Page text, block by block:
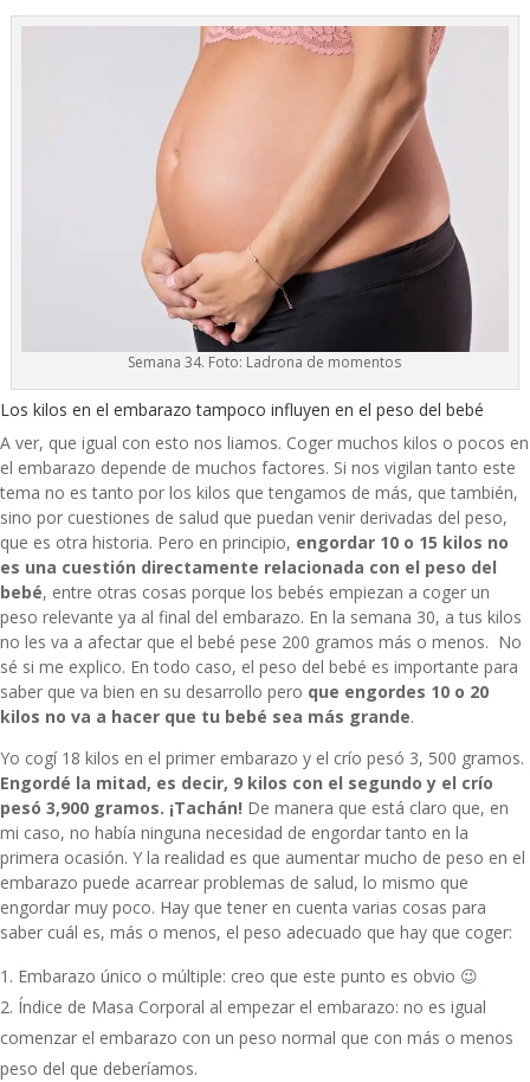
Semana 34. Foto: Ladrona de momentos
Los kilos en el embarazo tampoco influyen en el peso del bebé
A ver, que igual con esto nos liamos. Coger muchos kilos o pocos en
el embarazo depende de muchos factores. Si nos vigilan tanto este
tema no es tanto por los kilos que tengamos de más, que también,
sino por cuestiones de salud que puedan venir derivadas del peso,
que es otra historia. Pero en principio, engordar 10 o 15 kilos no
es una cuestión directamente relacionada con el peso del
bebé, entre otras cosas porque los bebés empiezan a coger un
peso relevante ya al final del embarazo. En la semana 30, a tus kilos
no les va a afectar que el bebé pese 200 gramos más o menos. No
sé si me explico. En todo caso, el peso del bebé es importante para
saber que va bien en su desarrollo pero que engordes 10 o 20
kilos no va a hacer que tu bebé sea más grande.
Yo cogí 18 kilos en el primer embarazo y el crío pesó 3, 500 gramos.
Engordé la mitad, es decir, 9 kilos con el segundo y el crío
pesó 3,900 gramos. ¡Tachán! De manera que está claro que, en
mi caso, no había ninguna necesidad de engordar tanto en la
primera ocasión. Y la realidad es que aumentar mucho de peso en el
embarazo puede acarrear problemas de salud, lo mismo que
engordar muy poco. Hay que tener en cuenta varias cosas para
saber cuál es, más o menos, el peso adecuado que hay que coger:
Embarazo único o múltiple: creo que este punto es obvio 😉
Índice de Masa Corporal al empezar el embarazo: no es igual
comenzar el embarazo con un peso normal que con más o menos
peso del que deberíamos.